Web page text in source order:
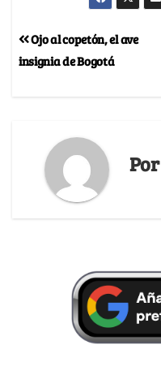
Ojo al copetón, el ave
insignia de Bogotá
Por